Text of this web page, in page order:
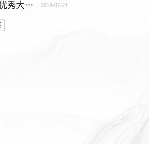
2015-07-27
四川大学水利水电学院、水力学与山区河流开发保护国家重点实验室 “2015年优秀大学生暑期夏令营活动”面试考核结果